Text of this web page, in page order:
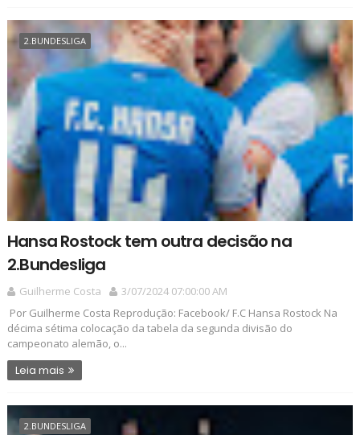
2.BUNDESLIGA
Hansa Rostock tem outra decisão na
2.Bundesliga
Guilherme Costa
3/07/2024 07:00:00 AM
Por Guilherme Costa Reprodução: Facebook/ F.C Hansa Rostock Na
décima sétima colocação da tabela da segunda divisão do
campeonato alemão, o...
Leia mais
2.BUNDESLIGA